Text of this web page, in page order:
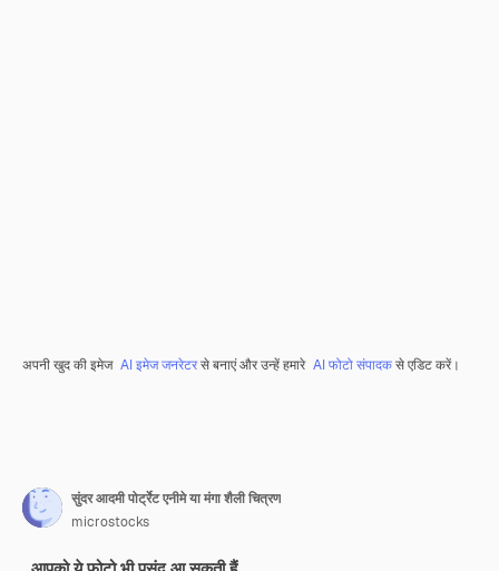
अपनी खुद की इमेज AI इमेज जनरेटरसे बनाएं और उन्हें हमारे AI फोटो संपादकसे एडिट करें।
सुंदर आदमी पोर्ट्रेट एनीमे या मंगा शैली चित्रण
microstocks